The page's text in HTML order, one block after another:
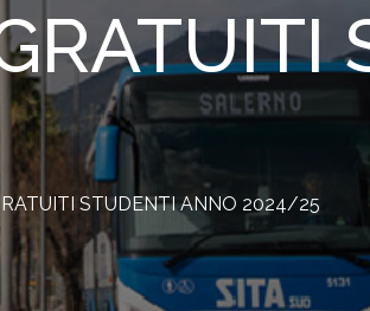
STUDENTI ANNO 2024/25